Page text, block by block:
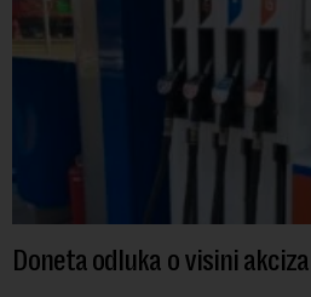
Doneta odluka o visini